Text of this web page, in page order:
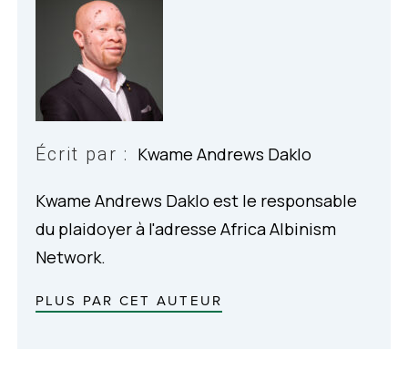
Écrit par : Kwame Andrews Daklo
Kwame Andrews Daklo est le responsable
du plaidoyer à l'adresse Africa Albinism
Network.
PLUS PAR CET AUTEUR